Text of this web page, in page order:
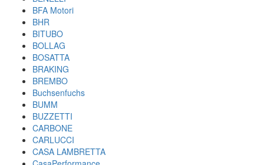
BFA Motori
BHR
BITUBO
BOLLAG
BOSATTA
BRAKING
BREMBO
Buchsenfuchs
BUMM
BUZZETTI
CARBONE
CARLUCCI
CASA LAMBRETTA